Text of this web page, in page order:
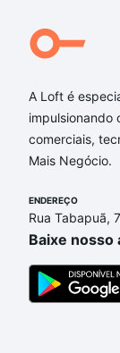
Qual o preço
venda em
Aqui na Loft
Faculdade,
0 e com
Se ainda tem
no processo
quanto custa
a gente para
com
A Loft é
impulsionando
comerciais,
Mais Negócio.
ENDEREÇO
Rua Tabapuã,
Baixe nosso